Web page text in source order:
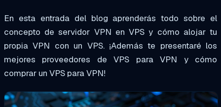
En esta entrada del blog aprenderás todo sobre el
concepto de servidor VPN en VPS y cómo alojar tu
propia VPN con un VPS. ¡Además te presentaré los
mejores proveedores de VPS para VPN y cómo
comprar un VPS para VPN!